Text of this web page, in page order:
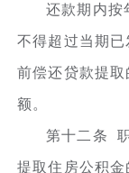
还款期内按
不得超过当期
前偿还贷款提
额。
第十二条
提取住房公积